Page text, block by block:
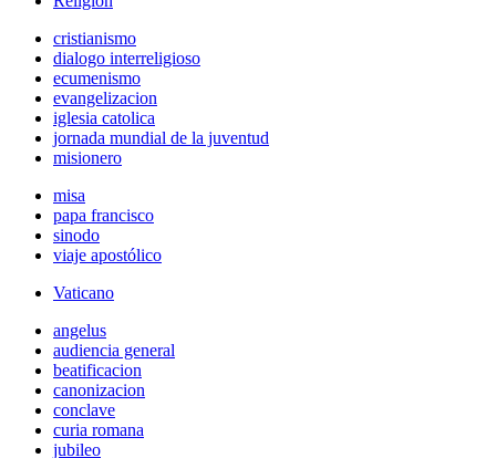
cristianismo
dialogo interreligioso
ecumenismo
evangelizacion
iglesia catolica
jornada mundial de la juventud
misionero
misa
papa francisco
sinodo
viaje apostólico
Vaticano
angelus
audiencia general
beatificacion
canonizacion
conclave
curia romana
jubileo